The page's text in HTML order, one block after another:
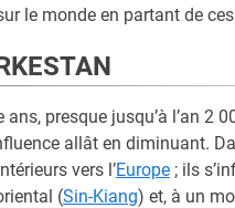
le monde en partant de
presque jusqu’à l’an 2
allât en diminuant.
vers l’Europe ; ils
(Sin-Kiang) et, à un